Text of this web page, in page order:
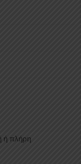
ή πλήρη